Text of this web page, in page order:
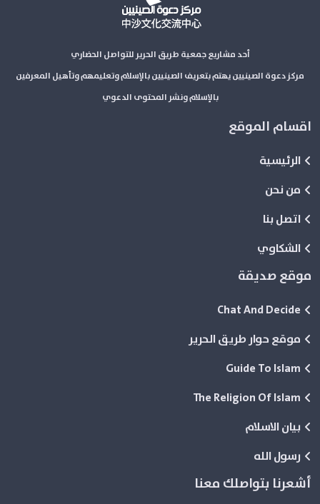
أحد مشاريع جمعية طريق الحرير للتواصل الحضاري
مركز دعوة الصينيين يهتم بتعريف الصينيين بالإسلام وتعليمهم وتأهيل المعرفين
بالإسلام ونشر المحتوى الدعوي
اقسام الموقع
الرئيسية
من نحن
اتصل بنا
الشكاوي
موقع صديقة
Chat And Decide
موقع حوار طريق الحرير
Guide To Islam
The Religion Of Islam
بيان الاسلام
رسول الله
أشعرنا بتواصلك معنا